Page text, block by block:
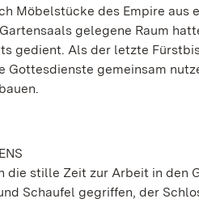
Möbelstücke des Empire aus
gelegene Raum
gedient. Als der letzte
Gottesdienste gemeinsam
die stille Zeit zur Arbeit in
Schaufel gegriffen, der